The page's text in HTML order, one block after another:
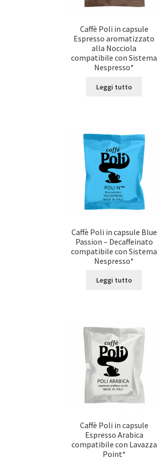
Caffè Poli in capsule
Espresso aromatizzato
alla Nocciola
compatibile con Sistema
Nespresso*
Leggi tutto
Caffè Poli in capsule Blue
Passion – Decaffeinato
compatibile con Sistema
Nespresso*
Leggi tutto
Caffè Poli in capsule
Espresso Arabica
compatibile con Lavazza
Point*